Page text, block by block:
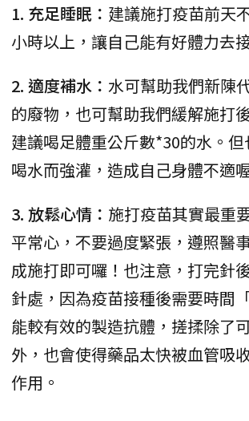
1. 充足睡眠： 建議施打疫苗前天
小時以上，讓自己能有好體力去
2. 適度補水： 水可幫助我們新陳
的廢物，也可幫助我們緩解施打
建議喝足體重公斤數*30的水。
喝水而強灌，造成自己身體不適
3. 放鬆心情： 施打疫苗其實最重
平常心，不要過度緊張，遵照醫
成施打即可囉！也注意，打完針
針處，因為疫苗接種後需要時間
能較有效的製造抗體，搓揉除了
外，也會使得藥品太快被血管吸
作用。